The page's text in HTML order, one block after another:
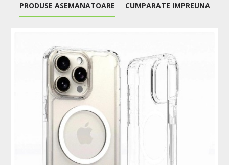
PRODUSE ASEMANATOARE CUMPARATE IMPREUNA